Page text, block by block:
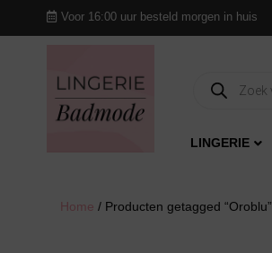
Voor 16:00 uur besteld morgen in huis
Producten
zoeken
LINGERIE
Home / Producten getagged “Oroblu”